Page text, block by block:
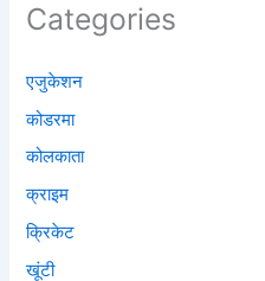
Categories
एजुकेशन
कोडरमा
कोलकाता
क्राइम
क्रिकेट
खूंटी